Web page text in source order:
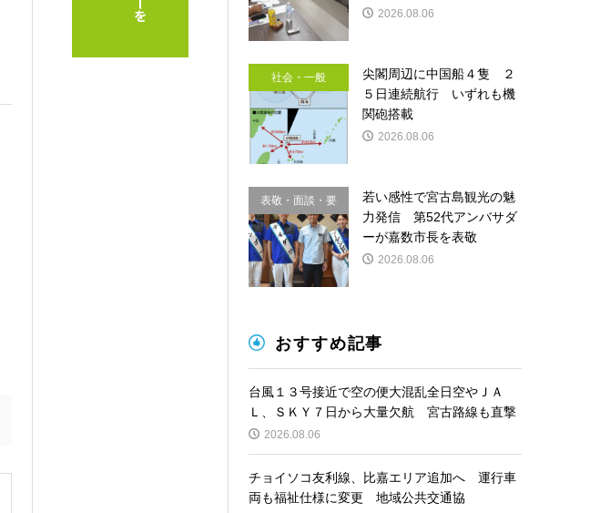
2026.08.06
社会・一般
尖閣周辺に中国船４隻 ２
５日連続航行 いずれも機
関砲搭載
2026.08.06
表敬・面談・要
請
若い感性で宮古島観光の魅
力発信 第52代アンバサダ
ーが嘉数市長を表敬
2026.08.06
おすすめ記事
台風１３号接近で空の便大混乱全日空やＪＡ
Ｌ、ＳＫＹ７日から大量欠航 宮古路線も直撃
2026.08.06
チョイソコ友利線、比嘉エリア追加へ 運行車
両も福祉仕様に変更 地域公共交通協